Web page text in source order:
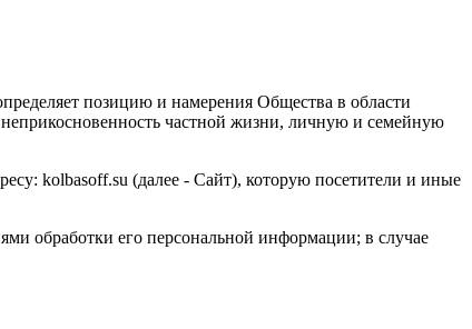
позицию и намерения Общества в области
частной жизни, личную и семейную
kolbasoff.su (далее - Сайт), которую посетители и иные
обработки его персональной информации; в случае